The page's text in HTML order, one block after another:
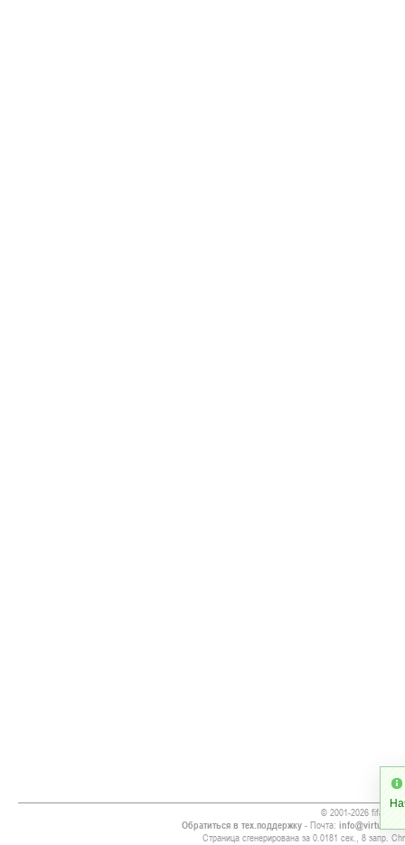
© 2001-2026 fifa09.ru
Обратиться в тех.поддержку- Почта:
Страница сгенерирована за 0.0181 сек., 8 запр.